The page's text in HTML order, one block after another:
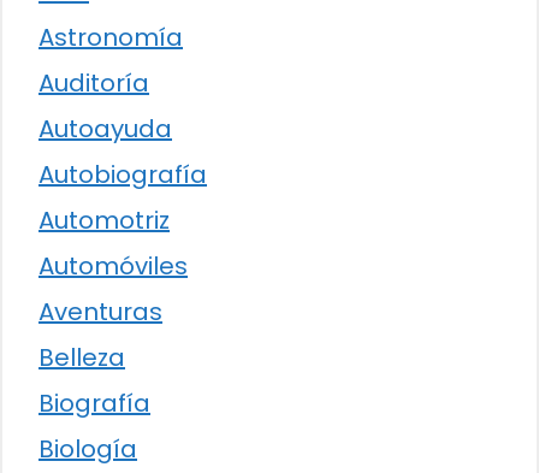
Astronomía
Auditoría
Autoayuda
Autobiografía
Automotriz
Automóviles
Aventuras
Belleza
Biografía
Biología